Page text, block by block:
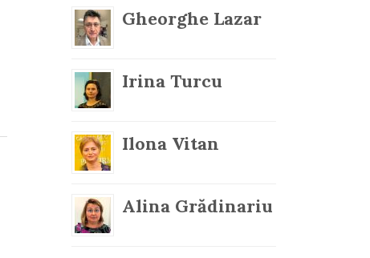
Gheorghe Lazar
Irina Turcu
Ilona Vitan
Alina Grădinariu